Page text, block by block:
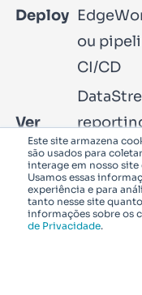
Este site armazena
são usados para
interage em nosso site
Usamos essas
experiência e para
tanto nesse site
informações sobre os
de Privacidade.
Deploy
ou
CI/CD
Ver
logs
de
Purge
URL, CP
tag ou